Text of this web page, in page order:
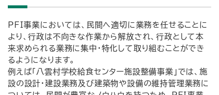
PFI事業においては、民間へ適切に業務を任せることに
より、行政は不向きな作業から解放され、行政として本
来求められる業務に集中・特化して取り組むことができ
るようになります。
例えば「八雲村学校給食センター施設整備事業」では、施
設の設計・建設業務及び建築物や設備の維持管理業務に